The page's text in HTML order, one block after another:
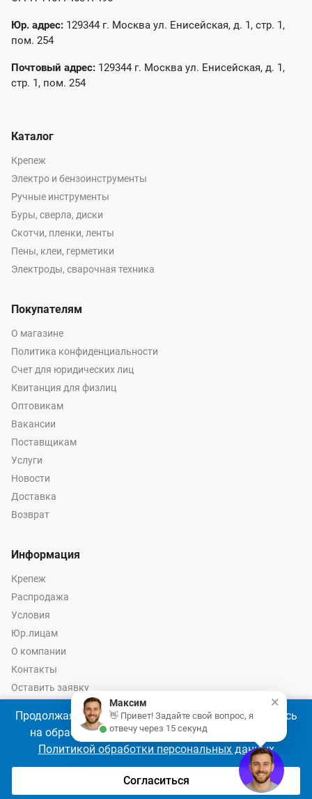
Юр. адрес: 129344 г. Москва ул. Енисейская, д. 1, стр. 1,
пом. 254
Почтовый адрес: 129344 г. Москва ул. Енисейская, д. 1,
стр. 1, пом. 254
Каталог
Крепеж
Электро и бензоинструменты
Ручные инструменты
Буры, сверла, диски
Скотчи, пленки, ленты
Пены, клеи, герметики
Электроды, сварочная техника
Покупателям
О магазине
Политика конфиденциальности
Счет для юридических лиц
Квитанция для физлиц
Оптовикам
Вакансии
Поставщикам
Услуги
Новости
Доставка
Возврат
Информация
Крепеж
Распродажа
Условия
Юр.лицам
О компании
Контакты
Оставить заявку
Калькулятор крепежа
© 2026 год Оптово-розничные продажи крепежа и инструмента -
Ремкреп.ру
Продолжая использовать наш сайт, Вы соглашаетесь
на обработку файлов cookie 🍪 в соответствии с
Политикой обработки персональных данных
Согласиться
×
Максим
👋 Привет! Задайте свой вопрос, я
отвечу через 15 секунд